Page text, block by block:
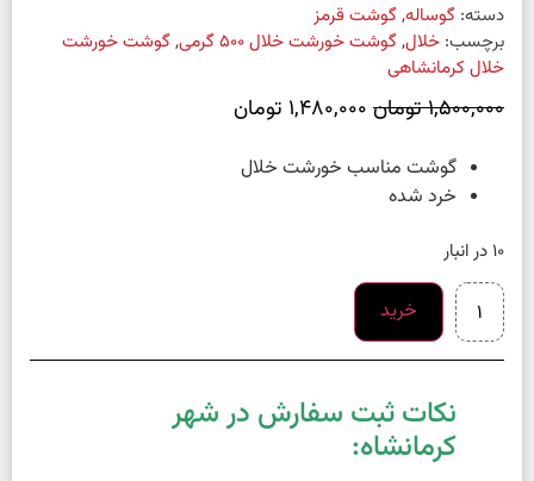
دسته: گوساله,گوشت قرمز
برچسب: خلال,گوشت خورشت خلال 500 گرمی ,گوشت خورشت
خلال کرمانشاهی
1,500,000تومان 1,480,000 تومان
گوشت مناسب خورشت خلال
خرد شده
10 در انبار
خرید
نکات ثبت سفارش در شهر
کرمانشاه: